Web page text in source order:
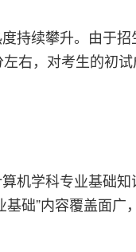
持续攀升。由于
右，对考生的初
机学科专业基础
础”内容覆盖面广